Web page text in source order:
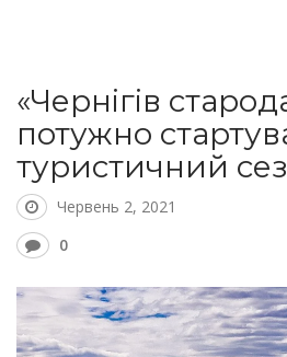
«Чернігів
потужно
туристичний
Червень 2, 2021
0